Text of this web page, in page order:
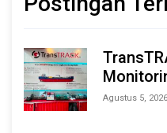
Agustus 5, 2026